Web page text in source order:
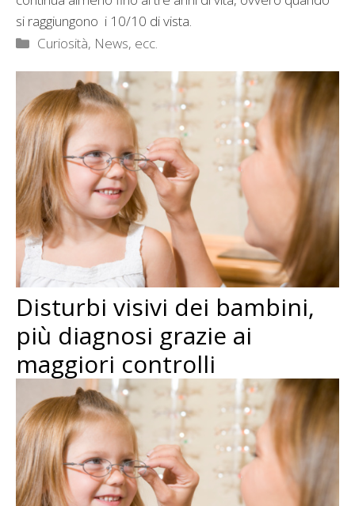
si raggiungono i 10/10 di vista.
Categorie
Curiosità, News, ecc.
Disturbi visivi dei bambini,
più diagnosi grazie ai
maggiori controlli